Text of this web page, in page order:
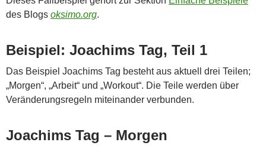
des Blogs oksimo.org.
Beispiel: Joachims Tag, Teil 1
Das Beispiel Joachims Tag besteht aus aktuell drei Teilen;
„Morgen“, „Arbeit“ und „Workout“. Die Teile werden über
Veränderungsregeln miteinander verbunden.
Joachims Tag – Morgen